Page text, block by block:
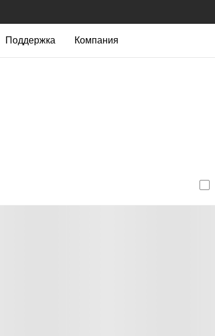
Поддержка Компания